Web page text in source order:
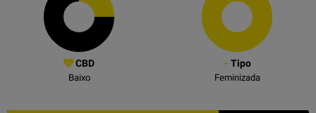
CBD
Baixo
Tipo
Feminizada